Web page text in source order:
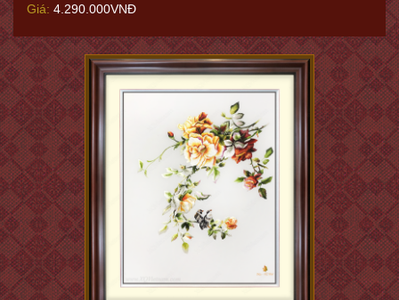
Giá: 4.290.000VNĐ